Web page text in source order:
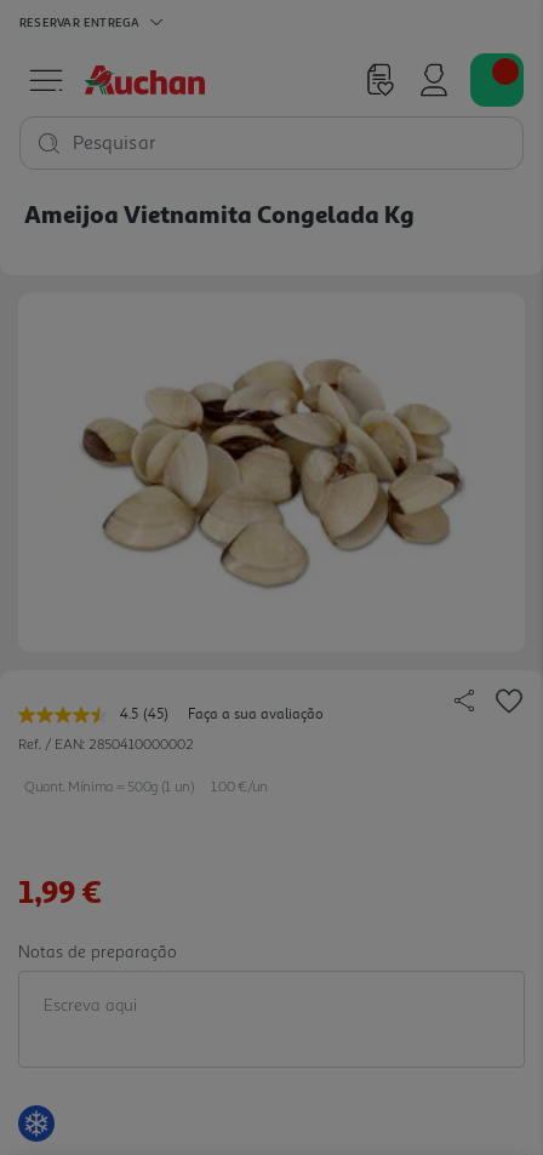
RESERVAR ENTREGA
Pesquisar
Ameijoa Vietnamita Congelada Kg
4.5 Leu
45
Link
para
(45)
Faça a sua avaliação
Ref. / EAN: 2850410000002
Quant. Mínima = 500g (1 un) 1.00 €/un
1,99 €
Notas de preparação